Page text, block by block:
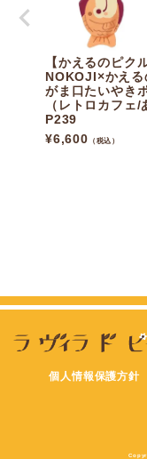
【かえるのピク
NOKOJI×かえる
がま口たいやき
（レトロカフェ
P239
¥6,600 （税込）
個人情報保護方針